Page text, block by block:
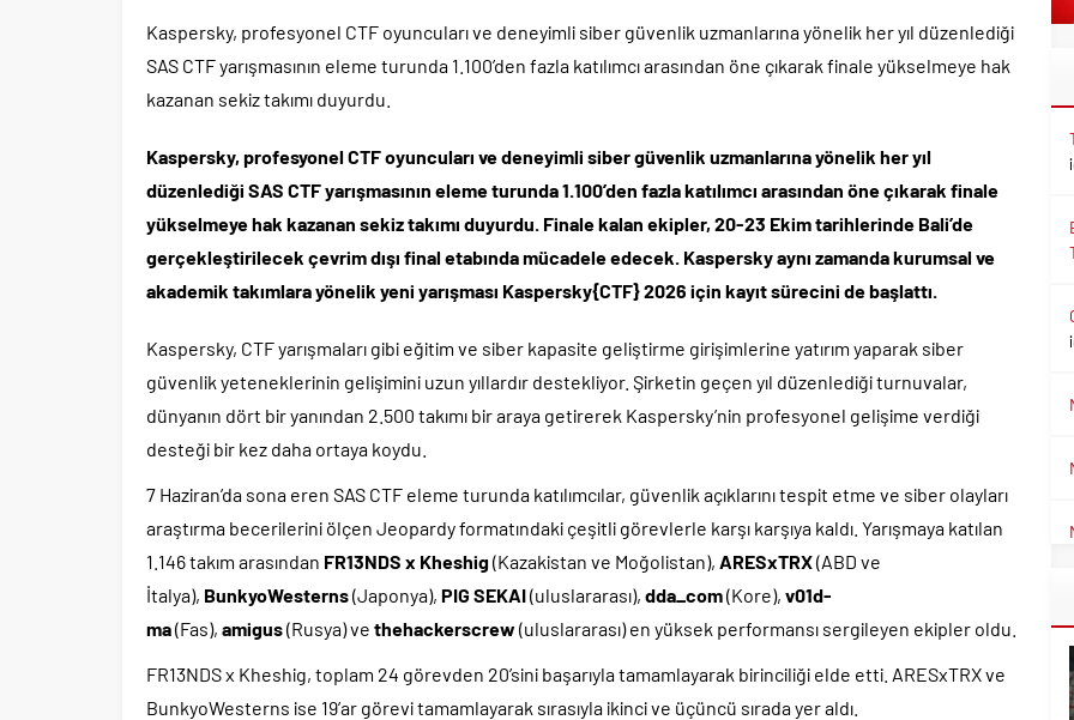
Kaspersky, profesyonel CTF oyuncuları ve deneyimli siber güvenlik uzmanlarına yönelik her yıl düzenlediği
SAS CTF yarışmasının eleme turunda 1.100’den fazla katılımcı arasından öne çıkarak finale yükselmeye hak
kazanan sekiz takımı duyurdu.
Kaspersky, profesyonel CTF oyuncuları ve deneyimli siber güvenlik uzmanlarına yönelik her yıl
düzenlediği SAS CTF yarışmasının eleme turunda 1.100’den fazla katılımcı arasından öne çıkarak finale
yükselmeye hak kazanan sekiz takımı duyurdu. Finale kalan ekipler, 20-23 Ekim tarihlerinde Bali’de
gerçekleştirilecek çevrim dışı final etabında mücadele edecek. Kaspersky aynı zamanda kurumsal ve
akademik takımlara yönelik yeni yarışması Kaspersky{CTF} 2026 için kayıt sürecini de başlattı.
Kaspersky, CTF yarışmaları gibi eğitim ve siber kapasite geliştirme girişimlerine yatırım yaparak siber
güvenlik yeteneklerinin gelişimini uzun yıllardır destekliyor. Şirketin geçen yıl düzenlediği turnuvalar,
dünyanın dört bir yanından 2.500 takımı bir araya getirerek Kaspersky’nin profesyonel gelişime verdiği
desteği bir kez daha ortaya koydu.
7 Haziran’da sona eren SAS CTF eleme turunda katılımcılar, güvenlik açıklarını tespit etme ve siber olayları
araştırma becerilerini ölçen Jeopardy formatındaki çeşitli görevlerle karşı karşıya kaldı. Yarışmaya katılan
1.146 takım arasından FR13NDS x Kheshig(Kazakistan ve Moğolistan), ARESxTRX(ABD ve
İtalya), BunkyoWesterns(Japonya), PIG SEKAI(uluslararası), dda_com(Kore), v01d-
ma(Fas), amigus(Rusya) ve thehackerscrew (uluslararası) en yüksek performansı sergileyen ekipler oldu.
FR13NDS x Kheshig, toplam 24 görevden 20’sini başarıyla tamamlayarak birinciliği elde etti. ARESxTRX ve
BunkyoWesterns ise 19’ar görevi tamamlayarak sırasıyla ikinci ve üçüncü sırada yer aldı.